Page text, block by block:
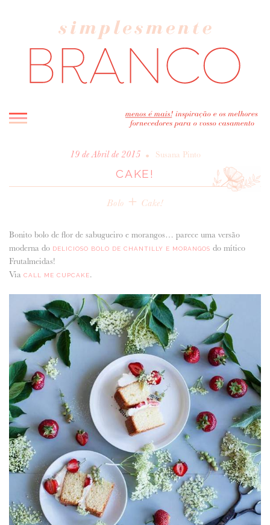
INICIO
BLOG
ANUNCIE CONNOSCO
19 de Abril de 2015 • Susana Pinto
CAKE!
Bolo + Cake!
Bonito bolo de flor de sabugueiro e morangos… parece uma versão
moderna do DELICIOSO BOLO DE CHANTILLY E MORANGOS do mítico
Frutalmeidas!
Via CALL ME CUPCAKE.